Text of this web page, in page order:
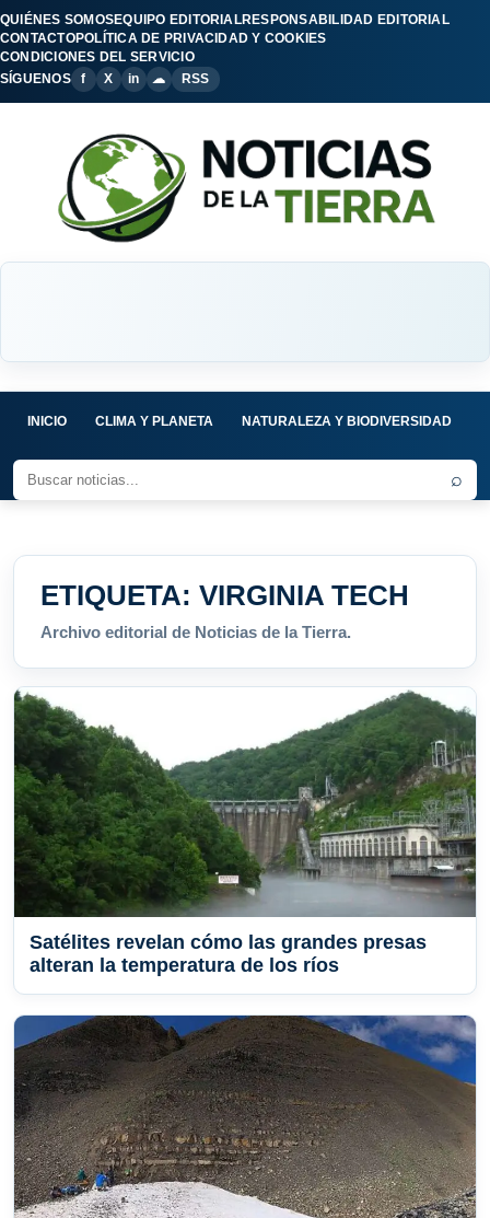
QUIÉNES SOMOSEQUIPO EDITORIALRESPONSABILIDAD EDITORIAL
CONTACTOPOLÍTICA DE PRIVACIDAD Y COOKIES
CONDICIONES DEL SERVICIO
SÍGUENOS
f X in ☁ RSS
INICIO CLIMA Y PLANETA NATURALEZA Y BIODIVERSIDAD
⌕
ETIQUETA: VIRGINIA TECH
Archivo editorial de Noticias de la Tierra.
Satélites revelan cómo las grandes presas
alteran la temperatura de los ríos